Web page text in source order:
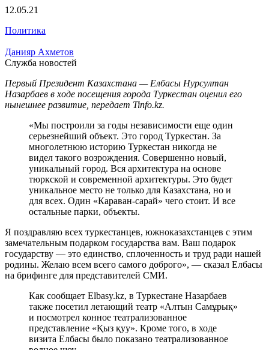
12.05.21
Политика
Данияр Ахметов
Служба новостей
Первый Президент Казахстана — Елбасы Нурсултан
Назарбаев в ходе посещения города Туркестан оценил его
нынешнее развитие, передает Tinfo.kz.
«Мы построили за годы независимости еще один
серьезнейший объект. Это город Туркестан. За
многолетнюю историю Туркестан никогда не
видел такого возрождения. Совершенно новый,
уникальный город. Вся архитектура на основе
тюркской и современной архитектуры. Это будет
уникальное место не только для Казахстана, но и
для всех. Один «Караван-сарай» чего стоит. И все
остальные парки, объекты.
Я поздравляю всех туркестанцев, южноказахстанцев с этим
замечательным подарком государства вам. Ваш подарок
государству — это единство, сплоченность и труд ради нашей
родины. Желаю всем всего самого доброго», — сказал Елбасы
на брифинге для представителей СМИ.
Как сообщает Elbasy.kz, в Туркестане Назарбаев
также посетил летающий театр «Алтын Самұрық»
и посмотрел конное театрализованное
представление «Қыз қуу». Кроме того, в ходе
визита Елбасы было показано театрализованное